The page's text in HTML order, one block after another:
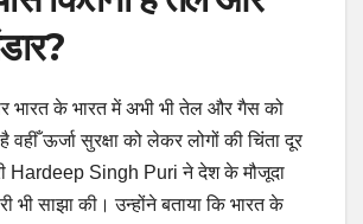
भारत के भारत में अभी भी तेल और गैस को
वहीँ ऊर्जा सुरक्षा को लेकर लोगों की चिंता दूर
Hardeep Singh Puri ने देश के मौजूदा
भी साझा की। उन्होंने बताया कि भारत के